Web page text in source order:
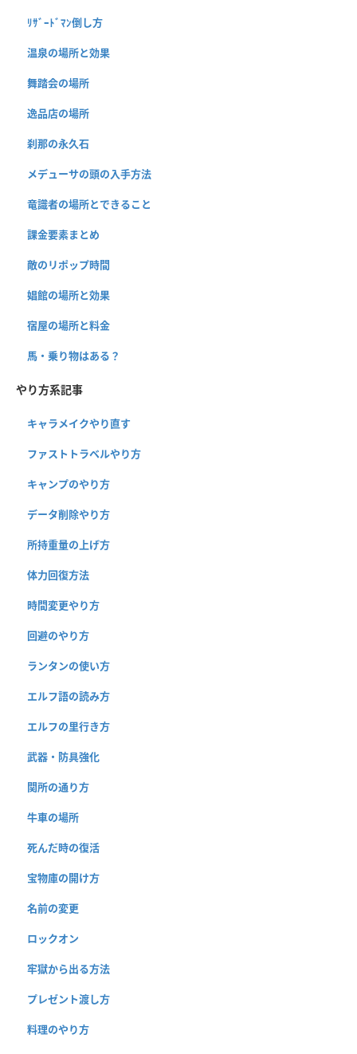
ﾘｻﾞｰﾄﾞﾏﾝ倒し方
温泉の場所と効果
舞踏会の場所
逸品店の場所
刹那の永久石
メデューサの頭の入手方法
竜識者の場所とできること
課金要素まとめ
敵のリポップ時間
娼館の場所と効果
宿屋の場所と料金
馬・乗り物はある？
やり方系記事
キャラメイクやり直す
ファストトラベルやり方
キャンプのやり方
データ削除やり方
所持重量の上げ方
体力回復方法
時間変更やり方
回避のやり方
ランタンの使い方
エルフ語の読み方
エルフの里行き方
武器・防具強化
関所の通り方
牛車の場所
死んだ時の復活
宝物庫の開け方
名前の変更
ロックオン
牢獄から出る方法
プレゼント渡し方
料理のやり方